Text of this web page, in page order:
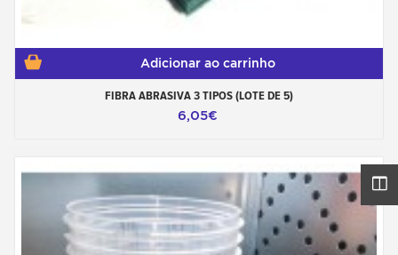
Adicionar ao carrinho
FIBRA ABRASIVA 3 TIPOS (LOTE DE 5)
6,05€